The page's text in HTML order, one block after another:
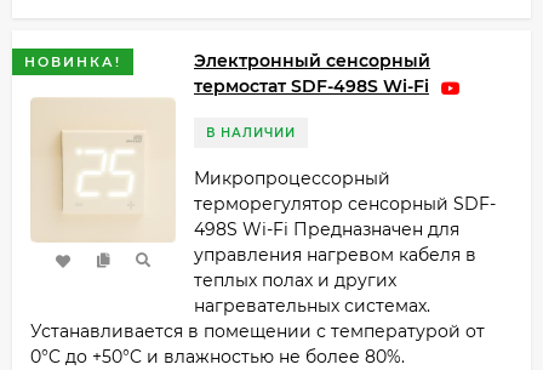
НОВИНКА!
Электронный сенсорный
термостат SDF-498S Wi-Fi
В НАЛИЧИИ
Микропроцессорный
терморегулятор сенсорный SDF-
498S Wi-Fi Предназначен для
управления нагревом кабеля в
теплых полах и других
нагревательных системах.
Устанавливается в помещении с температурой от
0°C до +50°C и влажностью не более 80%.